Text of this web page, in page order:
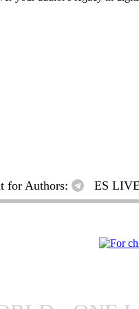
for Authors: ES